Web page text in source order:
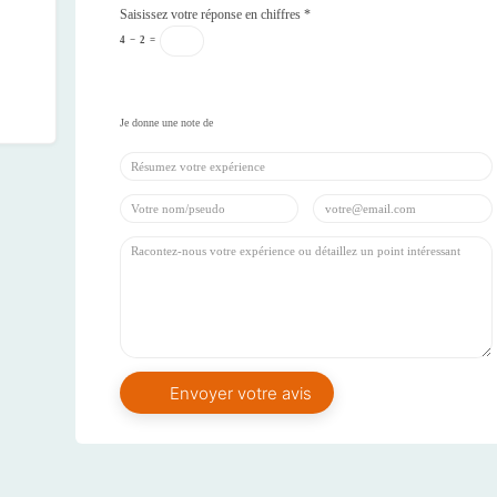
Saisissez votre réponse en chiffres*
4 − 2 =